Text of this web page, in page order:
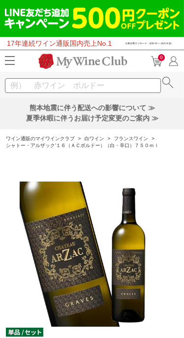
17年連続ワイン通販国内売上No.1
0
熊本地震に伴う配送への影響について ≫
夏季休暇に伴うお届け予定変更のご案内 ≫
ワイン通販のマイワインクラブ > 白ワイン > フランスワイン
>
シャトー・アルザック’１６（ＡＣボルドー）（白・辛口）７５０ｍｌ